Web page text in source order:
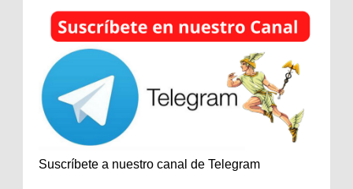
Suscríbete a nuestro canal de Telegram